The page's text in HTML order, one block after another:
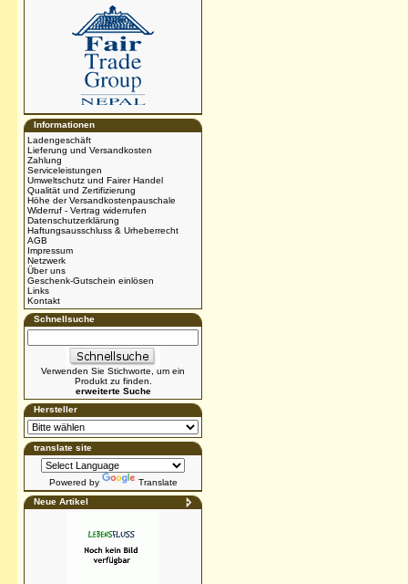
Informationen
Ladengeschäft
Lieferung und Versandkosten
Zahlung
Serviceleistungen
Umweltschutz und Fairer Handel
Qualität und Zertifizierung
Höhe der Versandkostenpauschale
Widerruf - Vertrag widerrufen
Datenschutzerklärung
Haftungsausschluss & Urheberrecht
AGB
Impressum
Netzwerk
Über uns
Geschenk-Gutschein einlösen
Links
Kontakt
Schnellsuche
Verwenden Sie Stichworte, um ein
Produkt zu finden.
erweiterte Suche
Hersteller
translate site
Powered by
Translate
Neue Artikel